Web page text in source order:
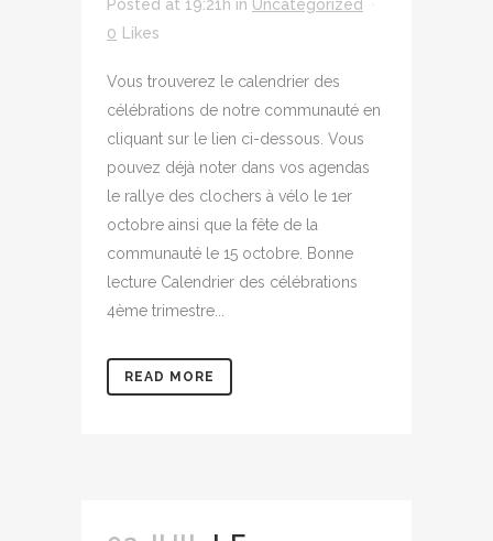
Posted at 19:21h in Uncategorized
0
Likes
Vous trouverez le calendrier des
célébrations de notre communauté en
cliquant sur le lien ci-dessous. Vous
pouvez déjà noter dans vos agendas
le rallye des clochers à vélo le 1er
octobre ainsi que la fête de la
communauté le 15 octobre. Bonne
lecture Calendrier des célébrations
4ème trimestre...
READ MORE